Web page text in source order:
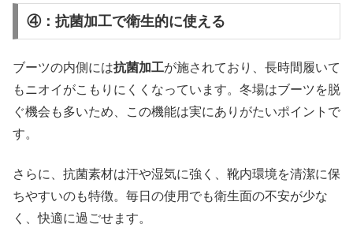
④：抗菌加工で衛生的に使える
ブーツの内側には抗菌加工が施されており、長時間履いて
もニオイがこもりにくくなっています。冬場はブーツを脱
ぐ機会も多いため、この機能は実にありがたいポイントで
す。
さらに、抗菌素材は汗や湿気に強く、靴内環境を清潔に保
ちやすいのも特徴。毎日の使用でも衛生面の不安が少な
く、快適に過ごせます。